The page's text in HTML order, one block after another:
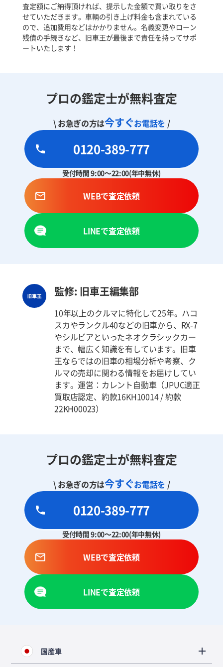
査定額にご納得頂ければ、提示した金額で買い取りをさ
せていただきます。車輌の引き上げ料金も含まれている
ので、追加費用などはかかりません。名義変更やローン
残債の手続きなど、旧車王が最後まで責任を持ってサポ
ートいたします！
プロの鑑定士が無料査定
\ お急ぎの方は今すぐお電話を /
0120-389-777
受付時間 9:00～22:00(年中無休)
WEBで査定依頼
LINEで査定依頼
監修: 旧車王編集部
10年以上のクルマに特化して25年。ハコ
スカやランクル40などの旧車から、RX-7
やシルビアといったネオクラシックカー
まで、幅広く知識を有しています。旧車
王ならではの旧車の相場分析や考察、ク
ルマの売却に関わる情報をお届けしてい
ます。運営：カレント自動車（JPUC適正
買取店認定、約款16KH10014 / 約款
22KH00023）
プロの鑑定士が無料査定
\ お急ぎの方は今すぐお電話を /
0120-389-777
受付時間 9:00～22:00(年中無休)
WEBで査定依頼
LINEで査定依頼
国産車